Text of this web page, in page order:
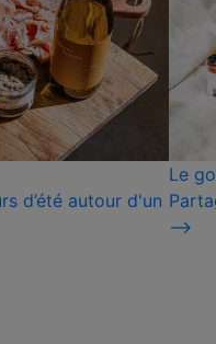
d’été autour d'un
Le
⟶